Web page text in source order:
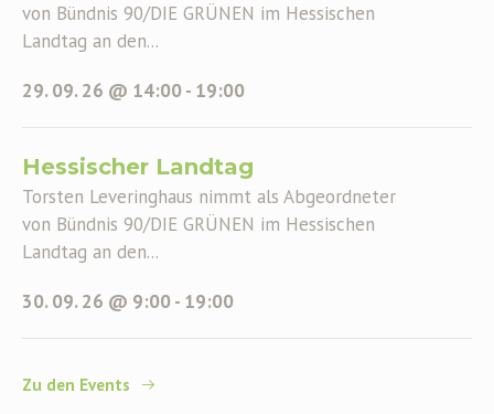
von Bündnis 90/DIE GRÜNEN im Hessischen
Landtag an den...
29. 09. 26 @ 14:00- 19:00
Hessischer Landtag
Torsten Leveringhaus nimmt als Abgeordneter
von Bündnis 90/DIE GRÜNEN im Hessischen
Landtag an den...
30. 09. 26 @ 9:00- 19:00
Zu den Events